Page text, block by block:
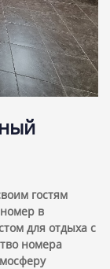
гостям
в
для отдыха с
номера